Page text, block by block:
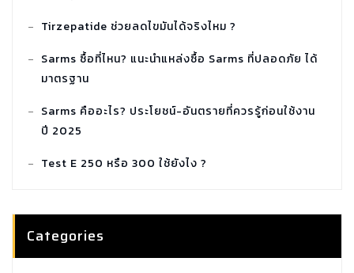
Tirzepatide ช่วยลดไขมันได้จริงไหม ?
Sarms ซื้อที่ไหน? แนะนำแหล่งซื้อ Sarms ที่ปลอดภัย ได้
มาตรฐาน
Sarms คืออะไร? ประโยชน์-อันตรายที่ควรรู้ก่อนใช้งาน
ปี 2025
Test E 250 หรือ 300 ใช้ยังไง ?
Categories